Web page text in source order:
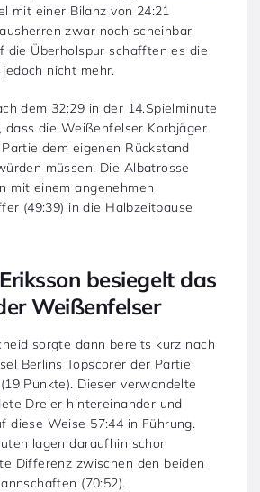
mit einer Bilanz von 24:21
zwar noch scheinbar
die Überholspur schafften es die
nicht mehr.
dem 32:29 in der 14.Spielminute
dass die Weißenfelser Korbjäger
dem eigenen Rückstand
müssen. Die Albatrosse
mit einem angenehmen
(49:39) in die Halbzeitpause
besiegelt das
Weißenfelser
sorgte dann bereits kurz nach
Berlins Topscorer der Partie
Punkte). Dieser verwandelte
Dreier hintereinander und
diese Weise 57:44 in Führung.
lagen daraufhin schon
Differenz zwischen den beiden
(70:52).